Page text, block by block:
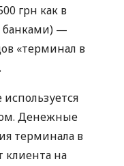
грн как в
банками) —
«терминал в
Денежные
терминала в
клиента на